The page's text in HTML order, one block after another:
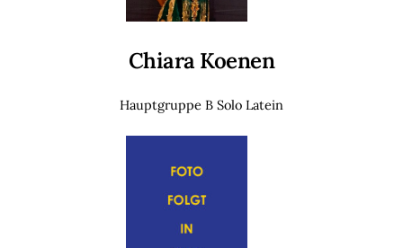
Chiara Koenen
Hauptgruppe B Solo Latein